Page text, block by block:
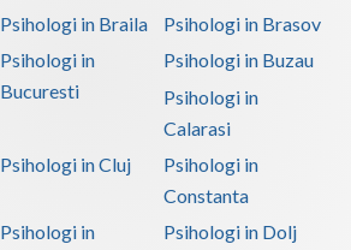
Psihologi in Braila
Psihologi in Brasov
Psihologi in
Bucuresti
Psihologi in Buzau
Psihologi in
Calarasi
Psihologi in Cluj
Psihologi in
Constanta
Psihologi in
Psihologi in Dolj